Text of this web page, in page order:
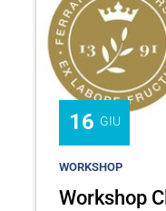
16 GIU
WORKSHOP
Workshop